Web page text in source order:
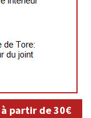
partir de 30€